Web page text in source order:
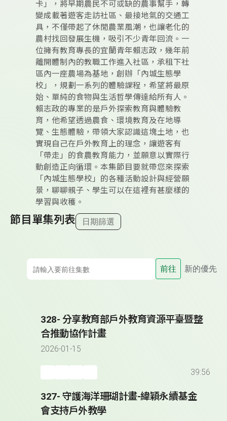
卡」，將早期農民不可或缺的農事幫手，轉
變成載著遊客走訪社區、最接地氣的交通工
具，不僅帶起了休閒農業風潮，也讓老化的
農村找回發展生機，吸引不少青年回流。一
位擁有教育專長的宜蘭青年賴志政，幾年前
離開體制內的教職工作進入社區，承租下社
區內一座農場為基地，創辦「內城生態學
校」，規劃一系列的體驗課程，希望將最原
始、單純的食物與生活哲學傳達給所有人。
賴志政的專業的是戶外探索教育與體驗教
育，他希望透過農食、環境教育及在地導
覽、生態體驗，帶領大家認識這塊土地，也
實現自己在戶外教育上的理念，讓遊客有
「帶走」的食農教育能力，並願意以實際行
動創造正向循環。本集節目要就帶您來探索
「內城生態學校」的各種活動設計與經營願
景，聊聊親子、學生可以在這裡有甚麼樣的
學習與收穫。
節目單集列表 日期篩選
前往 新的優先
328- 分享教育部戶外教育資源平臺暨整
合推動協作計畫
2026-01-15
39:56
327- 守護海洋珊瑚計畫-緯穎永續基金
會支持戶外教學